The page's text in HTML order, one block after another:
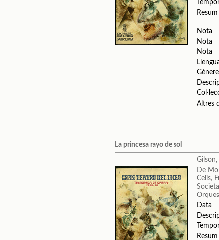
Resum
Nota
Nota
Nota
Gènere
Altres
La princesa rayo de sol
Gilson,
De
Celis,
Data
Resum